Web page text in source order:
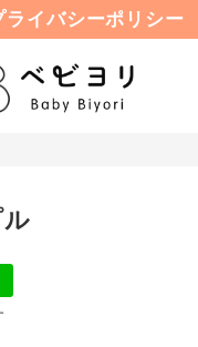
ライバシーポリシー